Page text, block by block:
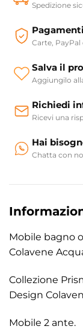
Spedizione
Carte, PayPal
Salva il
Aggiungilo
Richiedi
Ricevi una
Hai
Chatta con
Mobile bagno
Colavene
Collezione
Design
Mobile 2 ante.